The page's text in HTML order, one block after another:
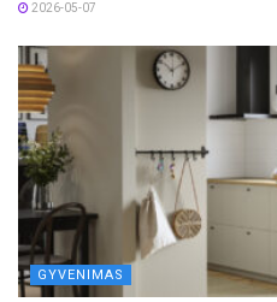
2026-05-07
GYVENIMAS